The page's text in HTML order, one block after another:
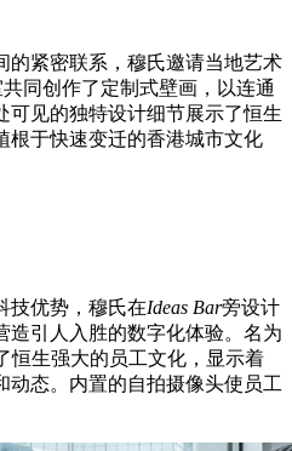
的紧密联系，穆氏邀请当地艺术
同创作了定制式壁画，以连通
可见的独特设计细节展示了恒生
根于快速变迁的香港城市文化
技优势，穆氏在Ideas Bar旁设计
造引人入胜的数字化体验。名为
恒生强大的员工文化，显示着
动态。内置的自拍摄像头使员工